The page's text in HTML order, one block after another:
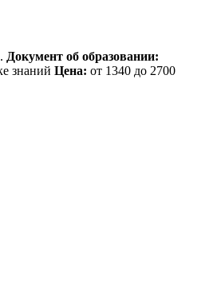
Документ об образовании:
знаний Цена: от 1340 до 2700